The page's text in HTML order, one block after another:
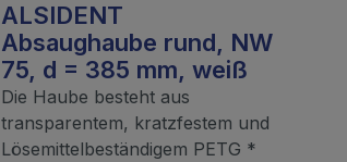
ALSIDENT
Absaughaube rund, NW
75, d = 385 mm, weiß
Die Haube besteht aus
transparentem, kratzfestem und
Lösemittelbeständigem PETG *